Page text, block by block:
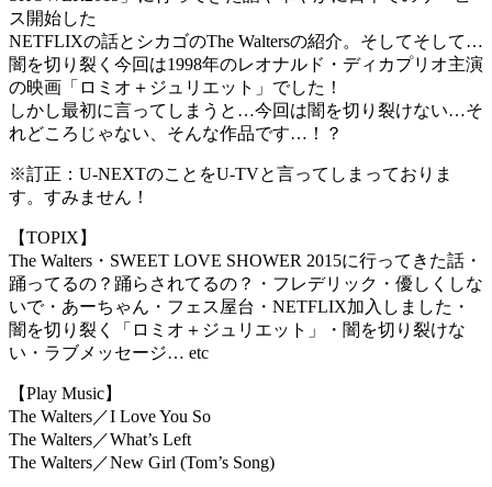
ス開始した
NETFLIXの話とシカゴのThe Waltersの紹介。そしてそして…
闇を切り裂く今回は1998年のレオナルド・ディカプリオ主演
の映画「ロミオ＋ジュリエット」でした！
しかし最初に言ってしまうと…今回は闇を切り裂けない…そ
れどころじゃない、そんな作品です…！？
※訂正：U-NEXTのことをU-TVと言ってしまっておりま
す。すみません！
【TOPIX】
The Walters・SWEET LOVE SHOWER 2015に行ってきた話・
踊ってるの？踊らされてるの？・フレデリック・優しくしな
いで・あーちゃん・フェス屋台・NETFLIX加入しました・
闇を切り裂く「ロミオ＋ジュリエット」・闇を切り裂けな
い・ラブメッセージ… etc
【Play Music】
The Walters／I Love You So
The Walters／What’s Left
The Walters／New Girl (Tom’s Song)